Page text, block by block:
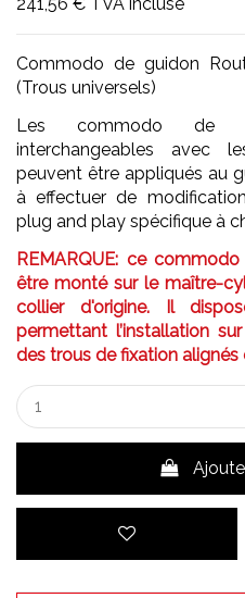
Commodo de guidon
(Trous universels)
Les commodo de
interchangeables avec
peuvent être appliqués au
à effectuer de
plug and play spécifique à
REMARQUE: ce
être monté sur le maître-
collier d'origine. Il
permettant l’installation
des trous de fixation alignés